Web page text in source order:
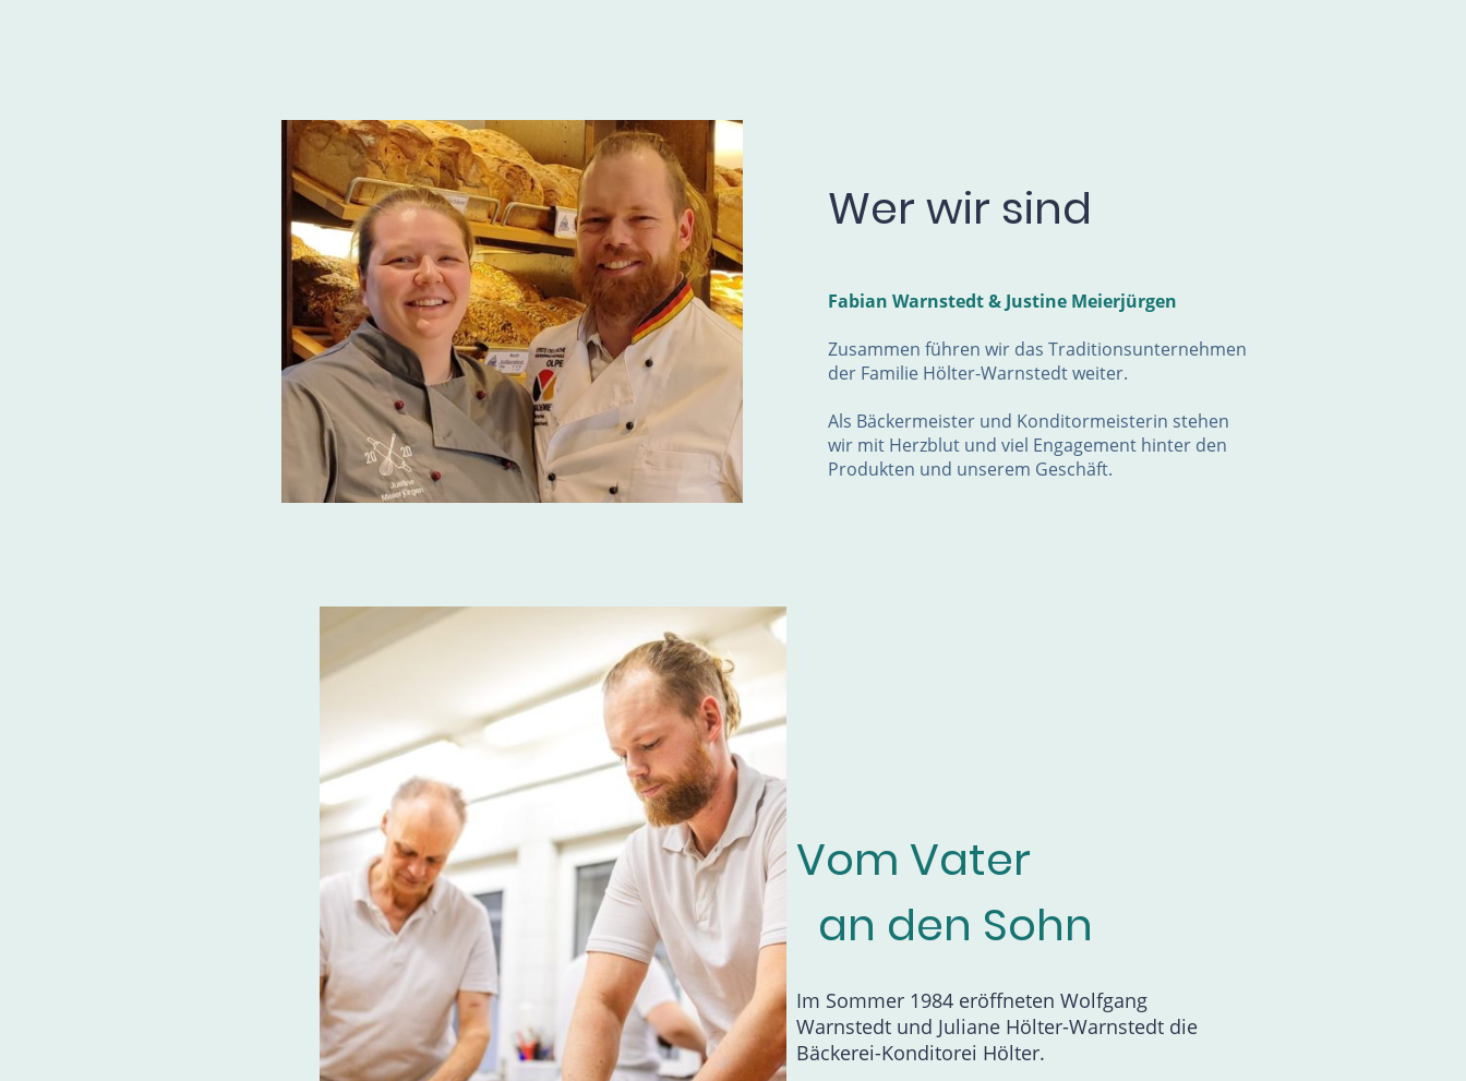
Wer wir sind
Fabian Warnstedt & Justine Meierjürgen
Zusammen führen wir das Traditionsunternehmen
der Familie Hölter-Warnstedt weiter.
Als Bäckermeister und Konditormeisterin stehen
wir mit Herzblut und viel Engagement hinter den
Produkten und unserem Geschäft.
Vom Vater
an den Sohn
Im Sommer 1984 eröffneten Wolfgang
Warnstedt und Juliane Hölter-Warnstedt die
Bäckerei-Konditorei Hölter.